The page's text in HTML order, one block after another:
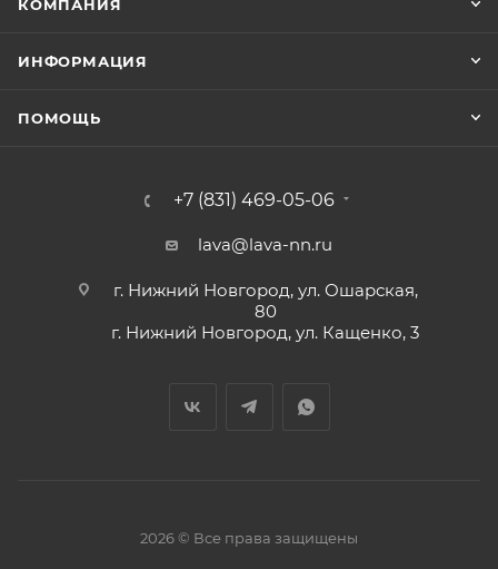
КОМПАНИЯ
ИНФОРМАЦИЯ
ПОМОЩЬ
+7 (831) 469-05-06
lava@lava-nn.ru
г. Нижний Новгород, ул. Ошарская,
80
г. Нижний Новгород, ул. Кащенко, 3
2026 © Все права защищены